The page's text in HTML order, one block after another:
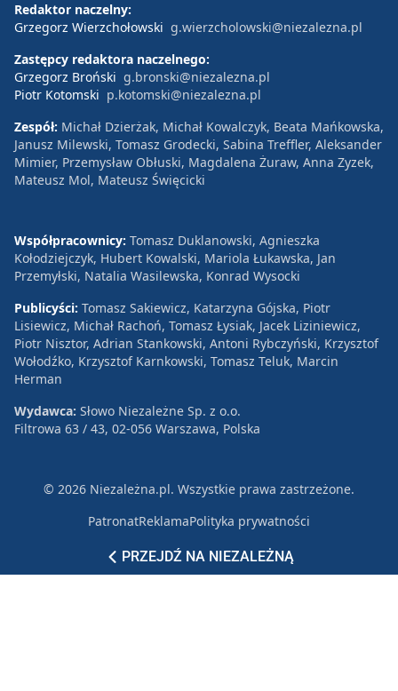
PRZEJDŹ NA NIEZALEŻNĄ
Redaktor naczelny:
Grzegorz Wierzchołowski g.wierzcholowski@niezalezna.pl
Zastępcy redaktora naczelnego:
Grzegorz Broński g.bronski@niezalezna.pl
Piotr Kotomski p.kotomski@niezalezna.pl
Zespół: Michał Dzierżak, Michał Kowalczyk, Beata Mańkowska,
Janusz Milewski, Tomasz Grodecki, Sabina Treffler, Aleksander
Mimier, Przemysław Obłuski, Magdalena Żuraw, Anna Zyzek,
Mateusz Mol, Mateusz Święcicki
Współpracownicy: Tomasz Duklanowski, Agnieszka
Kołodziejczyk, Hubert Kowalski, Mariola Łukawska, Jan
Przemyłski, Natalia Wasilewska, Konrad Wysocki
Publicyści: Tomasz Sakiewicz, Katarzyna Gójska, Piotr
Lisiewicz, Michał Rachoń, Tomasz Łysiak, Jacek Liziniewicz,
Piotr Nisztor, Adrian Stankowski, Antoni Rybczyński, Krzysztof
Wołodźko, Krzysztof Karnkowski, Tomasz Teluk, Marcin
Herman
Wydawca: Słowo Niezależne Sp. z o.o.
Filtrowa 63 / 43, 02-056 Warszawa, Polska
© 2026 Niezależna.pl. Wszystkie prawa zastrzeżone.
PatronatReklamaPolityka prywatności